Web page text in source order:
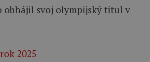
obhájil svoj olympijský titul v
2025